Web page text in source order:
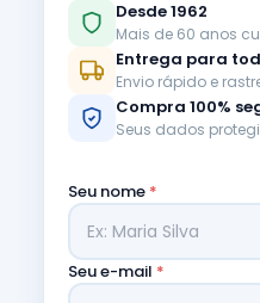
Desde 1962
Mais de 60 anos
Entrega para
Envio rápido e
Compra 100%
Seus dados
Seu nome *
Seu e-mail *